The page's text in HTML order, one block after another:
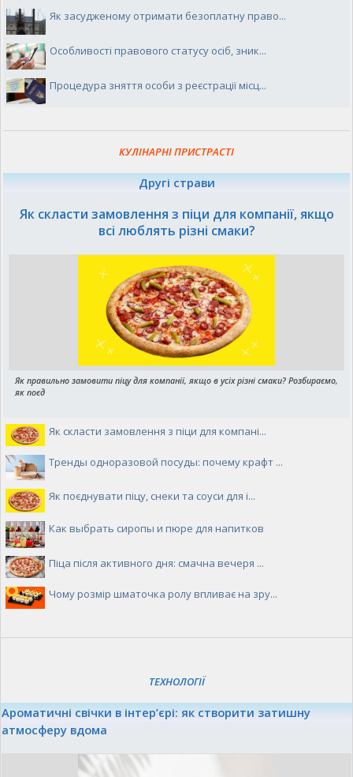
Як засудженому отримати безоплатну право...
Особливості правового статусу осіб, зник...
Процедура зняття особи з реєстрації місц...
КУЛІНАРНІ ПРИСТРАСТІ
Другі страви
Як скласти замовлення з піци для компанії, якщо
всі люблять різні смаки?
Як правильно замовити піцу для компанії, якщо в усіх різні смаки? Розбираємо,
як поєд
Як скласти замовлення з піци для компані...
Тренды одноразовой посуды: почему крафт ...
Як поєднувати піцу, снеки та соуси для і...
Как выбрать сиропы и пюре для напитков
Піца після активного дня: смачна вечеря ...
Чому розмір шматочка ролу впливає на зру...
ТЕХНОЛОГІЇ
Ароматичні свічки в інтер’єрі: як створити затишну
атмосферу вдома